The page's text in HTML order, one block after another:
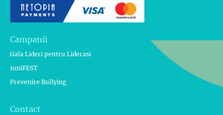
Campanii
Gala Lideri pentru Liderasi
1uniFEST
Prevenire Bullying
Contact